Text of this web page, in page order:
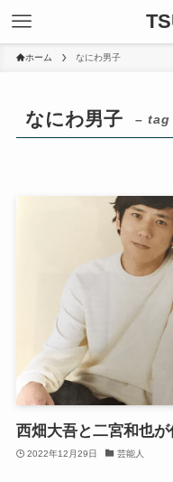
ホーム なにわ男子
なにわ男子 – tag
西畑大吾と二宮和也
2022年12月29日 芸能人